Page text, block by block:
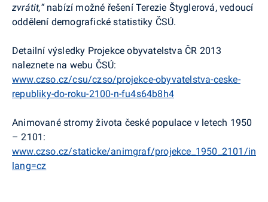
zvrátit,“nabízí možné řešení Terezie Štyglerová, vedoucí
oddělení demografické statistiky ČSÚ.
Detailní výsledky Projekce obyvatelstva ČR 2013
naleznete na webu ČSÚ:
www.czso.cz/csu/czso/projekce-obyvatelstva-ceske-
republiky-do-roku-2100-n-fu4s64b8h4
Animované stromy života české populace v letech 1950
– 2101:
www.czso.cz/staticke/animgraf/projekce_1950_2101/
lang=cz